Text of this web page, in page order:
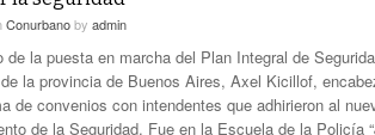
Conurbanoby admin
de la puesta en marcha del Plan Integral de
la provincia de Buenos Aires, Axel Kicillof,
de convenios con intendentes que adhirieron al
de la Seguridad. Fue en la Escuela de la Policía